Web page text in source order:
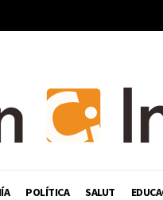
POLÍTICA SALUT